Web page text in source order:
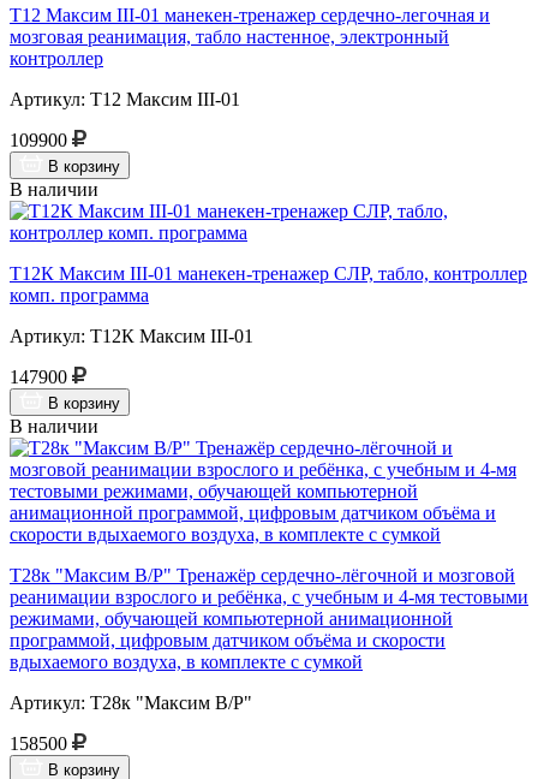
Т12 Максим III-01 манекен-тренажер сердечно-легочная и
мозговая реанимация, табло настенное, электронный
контроллер
Артикул: Т12 Максим III-01
109900
В корзину
В наличии
Т12К Максим III-01 манекен-тренажер СЛР, табло, контроллер
комп. программа
Артикул: Т12К Максим III-01
147900
В корзину
В наличии
Т28к "Максим В/Р" Тренажёр сердечно-лёгочной и мозговой
реанимации взрослого и ребёнка, с учебным и 4-мя тестовыми
режимами, обучающей компьютерной анимационной
программой, цифровым датчиком объёма и скорости
вдыхаемого воздуха, в комплекте с сумкой
Артикул: Т28к "Максим В/Р"
158500
В корзину